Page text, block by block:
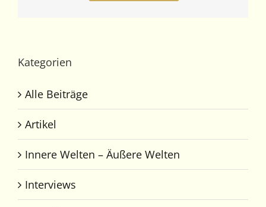
Kategorien
Alle Beiträge
Artikel
Innere Welten – Äußere Welten
Interviews